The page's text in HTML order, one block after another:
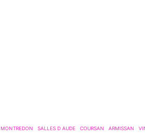
MONTREDON SALLES D AUDE COURSAN ARMISSAN